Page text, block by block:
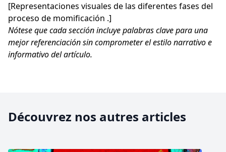
[Representaciones visuales de las diferentes fases del
proceso de momificación .]
Nótese que cada sección incluye palabras clave para una
mejor referenciación sin comprometer el estilo narrativo e
informativo del artículo.
Découvrez nos autres articles